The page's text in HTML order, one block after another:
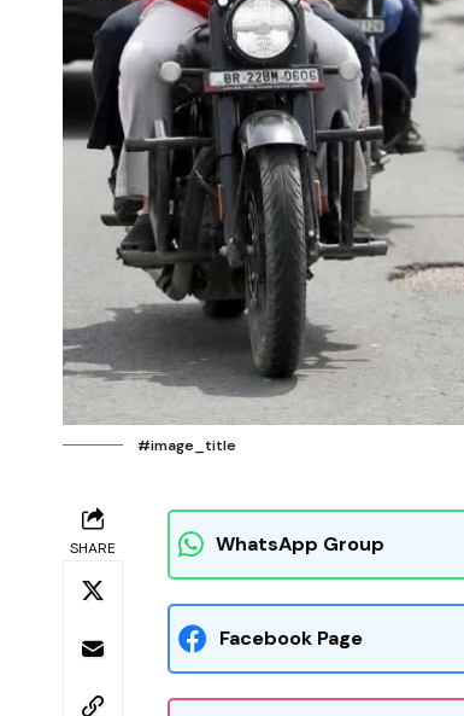
#image_title
SHARE WhatsApp Group
Facebook Page